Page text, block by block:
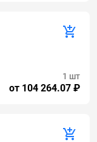
от 104 264.07 ₽
1 шт